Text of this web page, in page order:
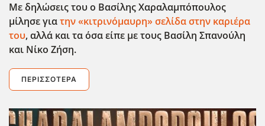
Με δηλώσεις του ο Βασίλης Χαραλαμπόπουλος
μίλησε γιατην «κιτρινόμαυρη» σελίδα στην καριέρα
του, αλλά και τα όσα είπε με τους Βασίλη Σπανούλη
και Νίκο Ζήση.
ΠΕΡΙΣΣΌΤΕΡΑ